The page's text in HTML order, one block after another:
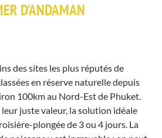
D’ANDAMAN
des sites les plus réputés de
en réserve naturelle depuis
100km au Nord-Est de Phuket.
juste valeur, la solution idéale
plongée de 3 ou 4 jours. La